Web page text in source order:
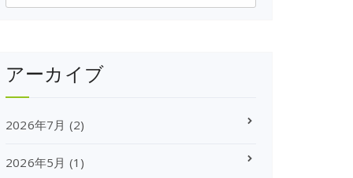
ゴ
アーカイブ
2026年7月 (2)
2026年5月 (1)